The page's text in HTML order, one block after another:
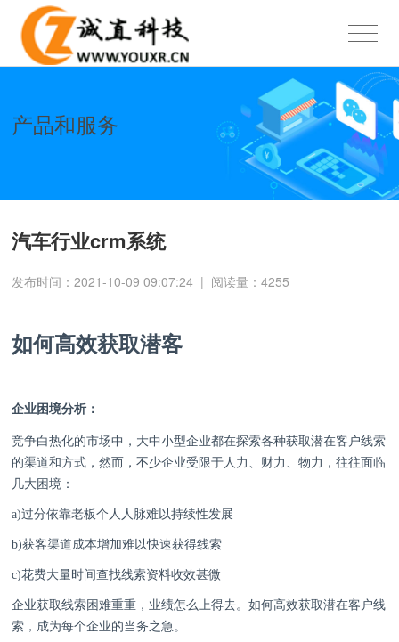
产品和服务
汽车行业crm系统
发布时间：2021-10-09 09:07:24 | 阅读量：4255
如何高效获取潜客
企业困境分析：
竞争白热化的市场中，大中小型企业都在探索各种获取潜在客户线索
的渠道和方式，然而，不少企业受限于人力、财力、物力，往往面临
几大困境：
a)过分依靠老板个人人脉难以持续性发展
b)获客渠道成本增加难以快速获得线索
c)花费大量时间查找线索资料收效甚微
企业获取线索困难重重，业绩怎么上得去。如何高效获取潜在客户线
索，成为每个企业的当务之急。